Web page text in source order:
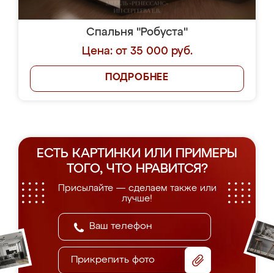
Спальня "Робуста"
Цена: от 35 000 руб.
ПОДРОБНЕЕ
ЕСТЬ КАРТИНКИ ИЛИ ПРИМЕРЫ
ТОГО, ЧТО НРАВИТСЯ?
Присылайте — сделаем также или
лучше!
Прикрепить фото